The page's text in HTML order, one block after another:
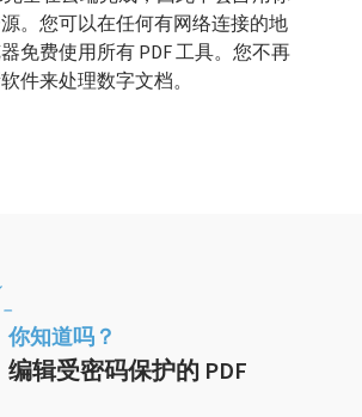
。您可以在任何有网络连接的地
免费使用所有 PDF 工具。您不再
件来处理数字文档。
你知道吗？
编辑受密码保护的 PDF